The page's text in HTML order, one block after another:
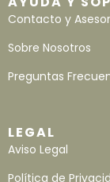
Contacto y
Sobre Nosotros
Preguntas
LEGAL
Aviso Legal
Política de